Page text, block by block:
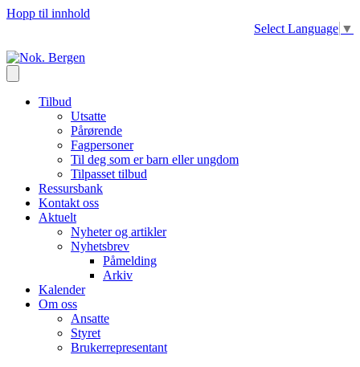
Hopp til innhold
Select Language ▼
Tilbud
Utsatte
Pårørende
Fagpersoner
Til deg som er barn eller ungdom
Tilpasset tilbud
Ressursbank
Kontakt oss
Aktuelt
Nyheter og artikler
Nyhetsbrev
Påmelding
Arkiv
Kalender
Om oss
Ansatte
Styret
Brukerrepresentant